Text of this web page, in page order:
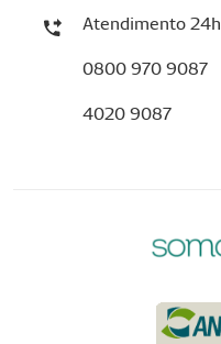
Atendimento 24h
0800 970 9087
4020 9087